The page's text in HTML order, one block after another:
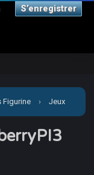
S’enregistrer
Figurine › Jeux